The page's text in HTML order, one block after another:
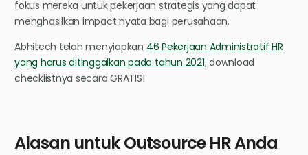
fokus mereka untuk pekerjaan strategis yang dapat
menghasilkan impact nyata bagi perusahaan.
Abhitech telah menyiapkan 46 Pekerjaan Administratif HR
yang harus ditinggalkan pada tahun 2021, download
checklistnya secara GRATIS!
Alasan untuk Outsource HR Anda